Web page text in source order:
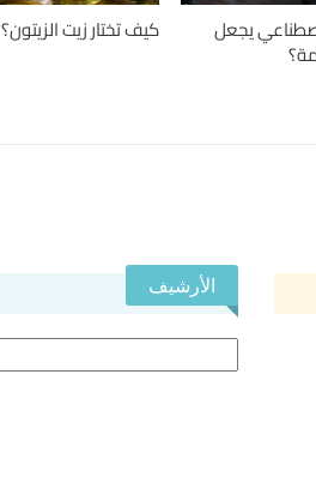
يجعل كيف تختار زيت الزيتون؟
الأرشيف